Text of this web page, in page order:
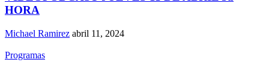
HORA
Michael Ramirez abril 11, 2024
Programas